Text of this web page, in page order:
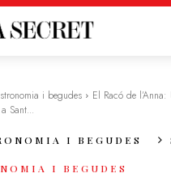
i begudes
El Racó de
Sant...
I BEGUDES
I BEGUDES